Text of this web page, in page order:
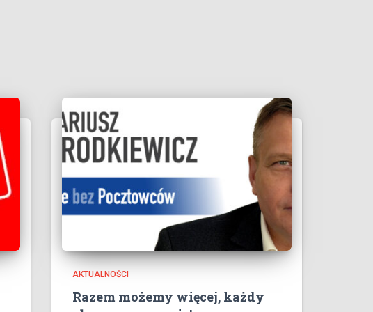
AKTUALNOŚCI
Razem możemy więcej, każdy